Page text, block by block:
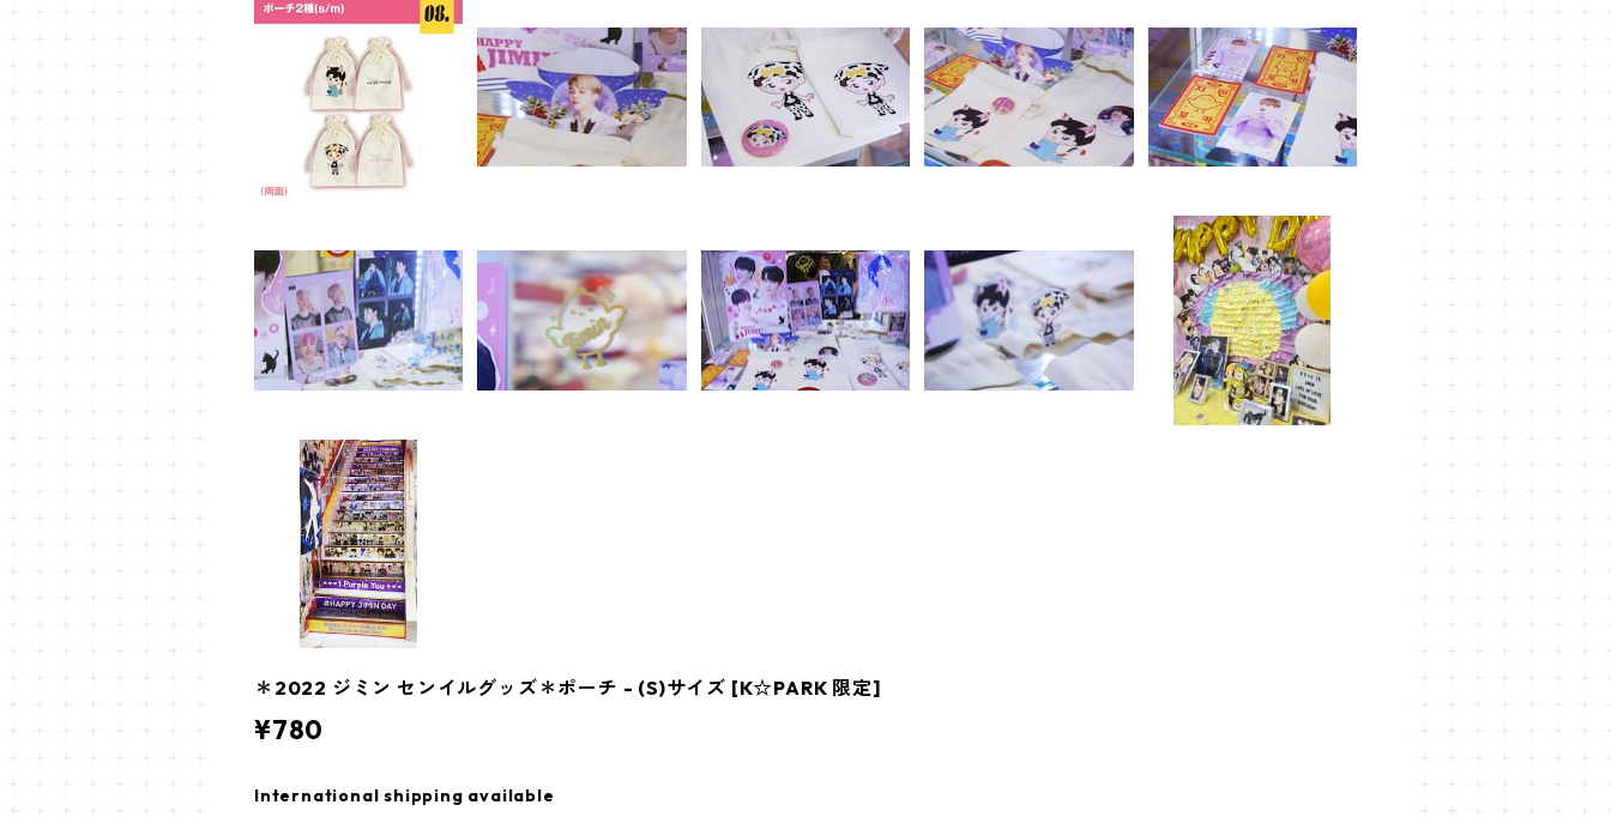
＊2022 ジミン センイルグッズ＊ポーチ - (S)サイズ [K☆PARK 限定]
¥780
International shipping available